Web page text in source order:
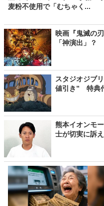
麦粉不使用で「むちゃく...
映画『鬼滅の
「神演出」
スタジオジブ
値引き” 特典
熊本イオンモ
士が切実に訴